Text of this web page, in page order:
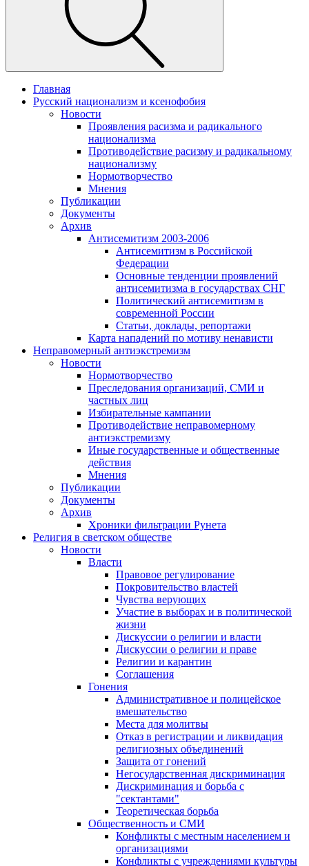
Главная
Русский национализм и ксенофобия
Новости
Проявления расизма и радикального
национализма
Противодействие расизму и радикальному
национализму
Нормотворчество
Мнения
Публикации
Документы
Архив
Антисемитизм 2003-2006
Антисемитизм в Российской
Федерации
Основные тенденции проявлений
антисемитизма в государствах СНГ
Политический антисемитизм в
современной России
Статьи, доклады, репортажи
Карта нападений по мотиву ненависти
Неправомерный антиэкстремизм
Новости
Нормотворчество
Преследования организаций, СМИ и
частных лиц
Избирательные кампании
Противодействие неправомерному
антиэкстремизму
Иные государственные и общественные
действия
Мнения
Публикации
Документы
Архив
Хроники фильтрации Рунета
Религия в светском обществе
Новости
Власти
Правовое регулирование
Покровительство властей
Чувства верующих
Участие в выборах и в политической
жизни
Дискуссии о религии и власти
Дискуссии о религии и праве
Религии и карантин
Соглашения
Гонения
Административное и полицейское
вмешательство
Места для молитвы
Отказ в регистрации и ликвидация
религиозных объединений
Защита от гонений
Негосударственная дискриминация
Дискриминация и борьба с
"сектантами"
Теоретическая борьба
Общественность и СМИ
Конфликты с местным населением и
организациями
Конфликты с учреждениями культуры